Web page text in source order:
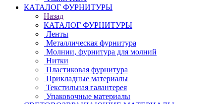
КАТАЛОГ ФУРНИТУРЫ
Назад
КАТАЛОГ ФУРНИТУРЫ
Ленты
Металлическая фурнитура
Молнии, фурнитура для молний
Нитки
Пластиковая фурнитура
Прикладные материалы
Текстильная галантерея
Упаковочные материалы